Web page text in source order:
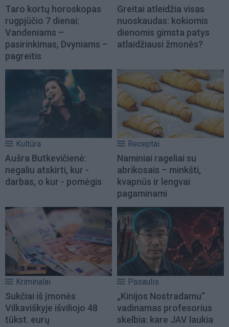
Taro kortų horoskopas
rugpjūčio 7 dienai:
Vandeniams –
pasirinkimas, Dvyniams –
pagreitis
Greitai atleidžia visas
nuoskaudas: kokiomis
dienomis gimsta patys
atlaidžiausi žmonės?
Kultūra
Aušra Butkevičienė:
negaliu atskirti, kur -
darbas, o kur - pomėgis
Receptai
Naminiai rageliai su
abrikosais – minkšti,
kvapnūs ir lengvai
pagaminami
Kriminalai
Sukčiai iš įmonės
Vilkaviškyje išviliojo 48
tūkst. eurų
Pasaulis
„Kinijos Nostradamu“
vadinamas profesorius
skelbia: kare JAV laukia